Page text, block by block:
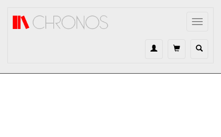
Toggle